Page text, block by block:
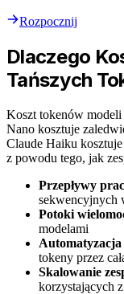
Rozpocznij
Dlaczego
Tańszych
Koszt tokenów modeli
Nano kosztuje
Claude Haiku
z powodu tego, jak
Przepływy
sekwencyjnych
Potoki
modelami
Automatyzacja
tokeny przez
Skalowanie
korzystających